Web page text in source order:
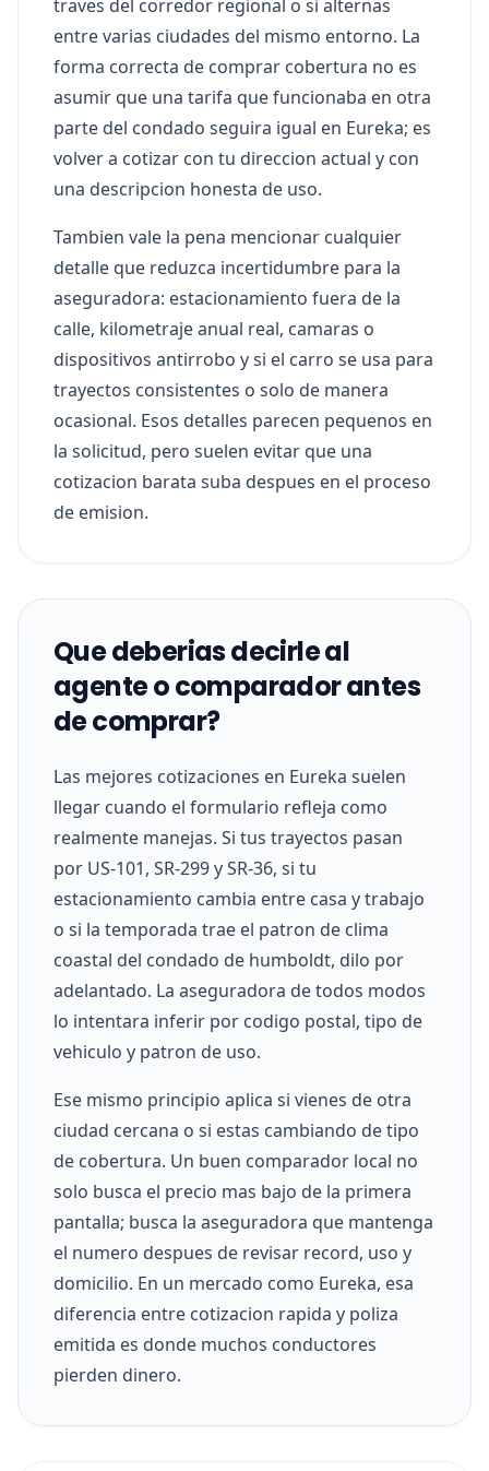
traves del corredor regional o si alternas
entre varias ciudades del mismo entorno. La
forma correcta de comprar cobertura no es
asumir que una tarifa que funcionaba en otra
parte del condado seguira igual en Eureka; es
volver a cotizar con tu direccion actual y con
una descripcion honesta de uso.
Tambien vale la pena mencionar cualquier
detalle que reduzca incertidumbre para la
aseguradora: estacionamiento fuera de la
calle, kilometraje anual real, camaras o
dispositivos antirrobo y si el carro se usa para
trayectos consistentes o solo de manera
ocasional. Esos detalles parecen pequenos en
la solicitud, pero suelen evitar que una
cotizacion barata suba despues en el proceso
de emision.
Que deberias decirle al
agente o comparador antes
de comprar?
Las mejores cotizaciones en Eureka suelen
llegar cuando el formulario refleja como
realmente manejas. Si tus trayectos pasan
por US-101, SR-299 y SR-36, si tu
estacionamiento cambia entre casa y trabajo
o si la temporada trae el patron de clima
coastal del condado de humboldt, dilo por
adelantado. La aseguradora de todos modos
lo intentara inferir por codigo postal, tipo de
vehiculo y patron de uso.
Ese mismo principio aplica si vienes de otra
ciudad cercana o si estas cambiando de tipo
de cobertura. Un buen comparador local no
solo busca el precio mas bajo de la primera
pantalla; busca la aseguradora que mantenga
el numero despues de revisar record, uso y
domicilio. En un mercado como Eureka, esa
diferencia entre cotizacion rapida y poliza
emitida es donde muchos conductores
pierden dinero.